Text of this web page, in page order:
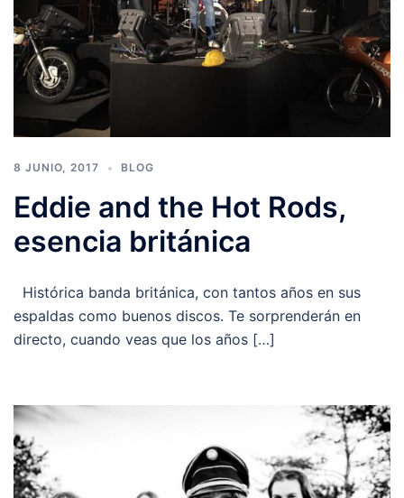
8 JUNIO, 2017 BLOG
Eddie and the Hot Rods,
esencia británica
Histórica banda británica, con tantos años en sus
espaldas como buenos discos. Te sorprenderán en
directo, cuando veas que los años […]